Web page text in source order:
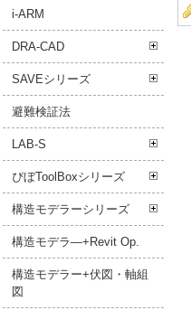
i-ARM
DRA-CAD
SAVEシリーズ
避難検証法
LAB-S
ぴぼToolBoxシリーズ
構造モデラーシリーズ
構造モデラ―+Revit Op.
構造モデラー+伏図・軸組
図